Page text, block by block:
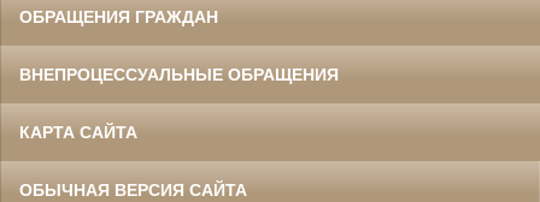
ОБРАЩЕНИЯ ГРАЖДАН
ВНЕПРОЦЕССУАЛЬНЫЕ ОБРАЩЕНИЯ
КАРТА САЙТА
ОБЫЧНАЯ ВЕРСИЯ САЙТА